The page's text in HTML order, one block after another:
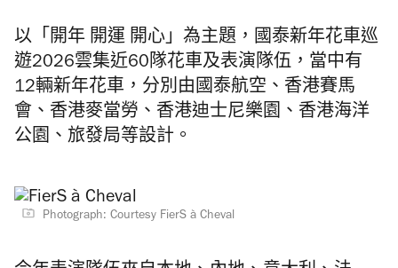
以「開年 開運 開心」為主題，國泰新年花車巡
遊2026雲集近60隊花車及表演隊伍，當中有
12輛新年花車，分別由國泰航空、香港賽馬
會、香港麥當勞、香港迪士尼樂園、香港海洋
公園、旅發局等設計。
Photograph: Courtesy FierS à Cheval